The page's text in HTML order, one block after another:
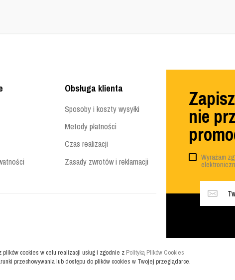
nie
Wyrażam
Obsługa klienta
Sposoby i koszty wysyłki
Metody płatności
Czas realizacji
Zasady zwrotów i reklamacji
plików cookies w celu realizacji usług i zgodnie z Polityką Plików Cookies
przechowywania lub dostępu do plików cookies w Twojej przeglądarce.